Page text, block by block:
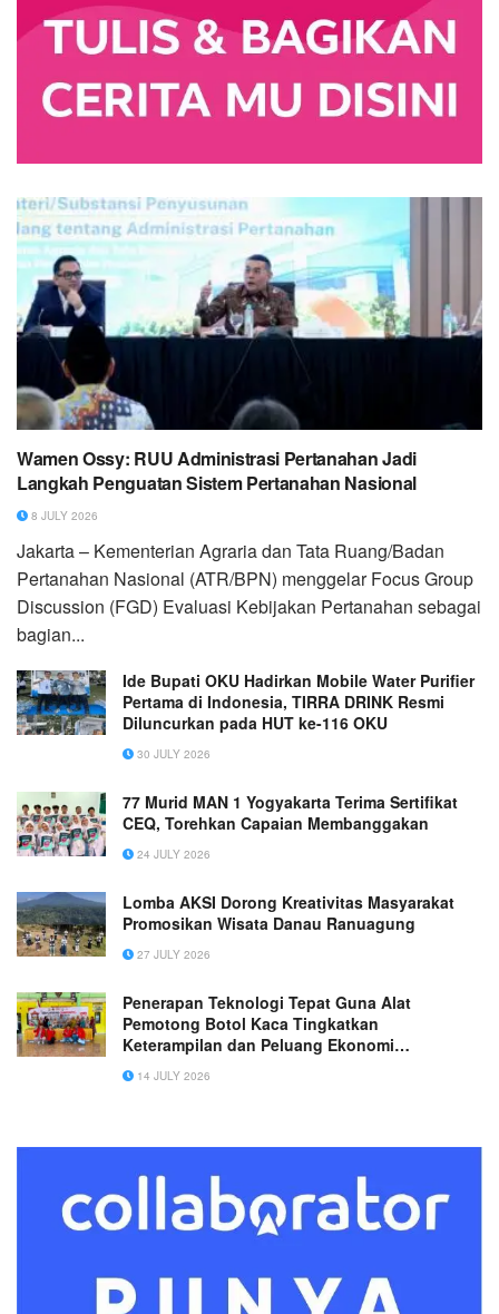
Wamen Ossy: RUU Administrasi Pertanahan Jadi
Langkah Penguatan Sistem Pertanahan Nasional
8 JULY 2026
Jakarta – Kementerian Agraria dan Tata Ruang/Badan
Pertanahan Nasional (ATR/BPN) menggelar Focus Group
Discussion (FGD) Evaluasi Kebijakan Pertanahan sebagai
bagian...
Ide Bupati OKU Hadirkan Mobile Water Purifier
Pertama di Indonesia, TIRRA DRINK Resmi
Diluncurkan pada HUT ke-116 OKU
30 JULY 2026
77 Murid MAN 1 Yogyakarta Terima Sertifikat
CEQ, Torehkan Capaian Membanggakan
24 JULY 2026
Lomba AKSI Dorong Kreativitas Masyarakat
Promosikan Wisata Danau Ranuagung
27 JULY 2026
Penerapan Teknologi Tepat Guna Alat
Pemotong Botol Kaca Tingkatkan
Keterampilan dan Peluang Ekonomi
Masyarakat
14 JULY 2026